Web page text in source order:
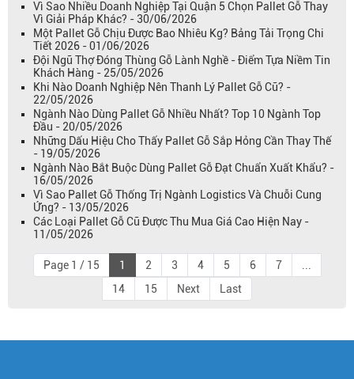
Vì Sao Nhiều Doanh Nghiệp Tại Quận 5 Chọn Pallet Gỗ Thay
Vì Giải Pháp Khác? - 30/06/2026
Một Pallet Gỗ Chịu Được Bao Nhiêu Kg? Bảng Tải Trọng Chi
Tiết 2026 - 01/06/2026
Đội Ngũ Thợ Đóng Thùng Gỗ Lành Nghề - Điểm Tựa Niềm Tin
Khách Hàng - 25/05/2026
Khi Nào Doanh Nghiệp Nên Thanh Lý Pallet Gỗ Cũ? -
22/05/2026
Ngành Nào Dùng Pallet Gỗ Nhiều Nhất? Top 10 Ngành Top
Đầu - 20/05/2026
Những Dấu Hiệu Cho Thấy Pallet Gỗ Sắp Hỏng Cần Thay Thế
- 19/05/2026
Ngành Nào Bắt Buộc Dùng Pallet Gỗ Đạt Chuẩn Xuất Khẩu? -
16/05/2026
Vì Sao Pallet Gỗ Thống Trị Ngành Logistics Và Chuỗi Cung
Ứng? - 13/05/2026
Các Loại Pallet Gỗ Cũ Được Thu Mua Giá Cao Hiện Nay -
11/05/2026
Page 1 / 15 1 2 3 4 5 6 7
14
15 Next Last